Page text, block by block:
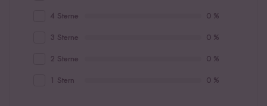
4 Sterne 0 %
3 Sterne 0 %
2 Sterne 0 %
1 Stern 0 %